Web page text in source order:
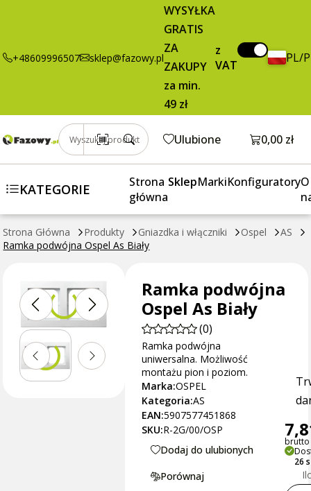
+48609996507 sklep@fazowy.pl
WYSYŁKA
GRATIS
ZA
ZAKUPY
za min.
49 zł
z
VAT
PL/
Wyszukaj produkt Ulubione Otwórz
0,00 zł
KATEGORIE
Strona
główna
SklepMarkiKonfiguratoryO
Strona Główna Produkty Gniazdka i włączniki Ospel
AS
Ramka podwójna Ospel As Biały
brutto / szt. Dodaj do koszyka
Ramka podwójna
Ospel As Biały
(0)
Ramka podwójna
uniwersalna. Możliwość
montażu pion i poziom.
Marka:OSPEL
Kategoria:AS
EAN:5907577451868
SKU:R-2G/00/OSP
Dodaj do ulubionych
Porównaj
brutto
26